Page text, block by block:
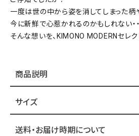
一度は世の中から姿を消してしまった柄
今に新鮮で心惹かれるのかもしれない・・
そんな想いを、KIMONO MODERNセレク
商品説明
サイズ
送料・お届け時期について